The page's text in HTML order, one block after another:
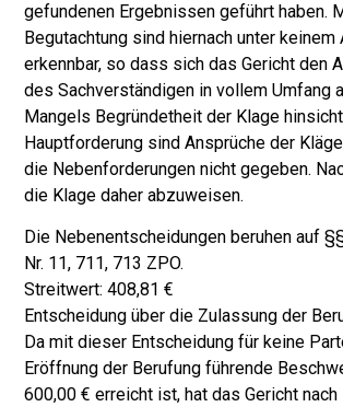
gefundenen Ergebnissen geführt haben.
Begutachtung sind hiernach unter keinem
erkennbar, so dass sich das Gericht den
des Sachverständigen in vollem Umfang
Mangels Begründetheit der Klage
Hauptforderung sind Ansprüche der
die Nebenforderungen nicht gegeben.
die Klage daher abzuweisen.
Die Nebenentscheidungen beruhen auf
Nr. 11, 711, 713 ZPO.
Streitwert: 408,81 €
Entscheidung über die Zulassung der
Da mit dieser Entscheidung für keine
Eröffnung der Berufung führende
600,00 € erreicht ist, hat das Gericht nach